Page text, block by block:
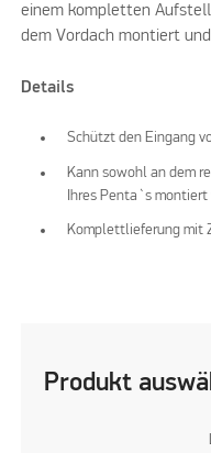
einem kompletten
dem Vordach montiert
Details
Schützt den Eingang
Kann sowohl an dem
Ihres Penta`s
Komplettlieferung mit
Produkt